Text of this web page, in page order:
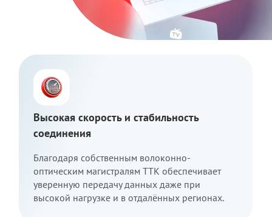
Высокая скорость и стабильность
соединения
Благодаря собственным волоконно-
оптическим магистралям ТТК обеспечивает
уверенную передачу данных даже при
высокой нагрузке и в отдалённых регионах.